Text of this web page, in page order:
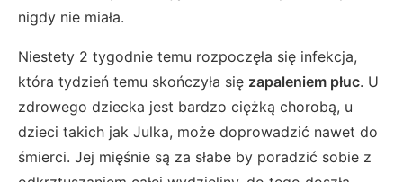
nigdy nie miała.
Niestety 2 tygodnie temu rozpoczęła się infekcja,
która tydzień temu skończyła się zapaleniem płuc. U
zdrowego dziecka jest bardzo ciężką chorobą, u
dzieci takich jak Julka, może doprowadzić nawet do
śmierci. Jej mięśnie są za słabe by poradzić sobie z